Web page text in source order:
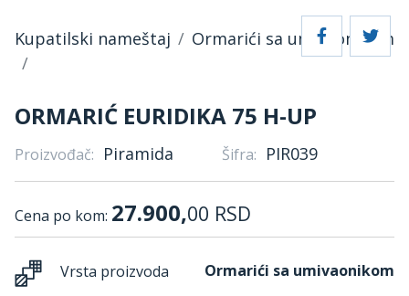
Kupatilski nameštaj Ormarići sa umivaonikom
ORMARIĆ EURIDIKA 75 H-UP
Proizvođač: Piramida Šifra: PIR039
Cena po kom: 27.900,00 RSD
Vrsta proizvoda Ormarići sa umivaonikom